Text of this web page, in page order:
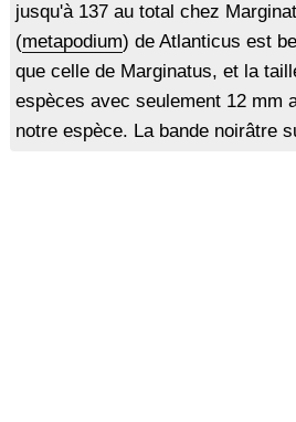
jusqu'à 137 au total chez
(metapodium) de Atlanticus est
que celle de Marginatus, et la
espèces avec seulement 12 mm
notre espèce. La bande noirâtre